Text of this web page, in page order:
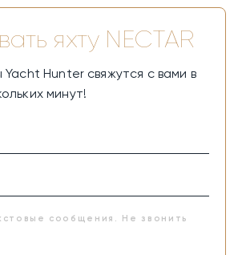
яхту NECTAR
Yacht Hunter свяжутся с вами в
минут!
сообщения. Не звонить